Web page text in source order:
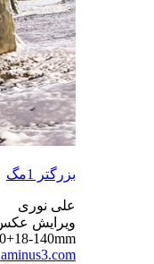
بزرگتر 1مگ
علی نوری
ویرایش
140mm